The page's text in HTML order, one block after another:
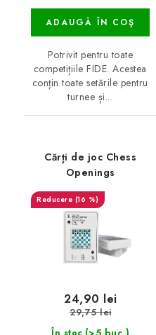
ADAUGĂ ÎN COŞ
Potrivit pentru toate
competițiile FIDE. Acestea
conțin toate setările pentru
turnee și...
Cărți de joc Chess
Openings
(16 %)
24,90 lei
29,75 lei